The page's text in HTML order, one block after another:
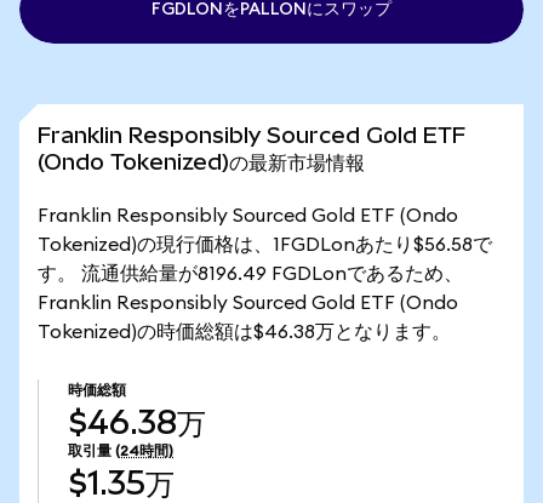
FGDLONをPALLONにスワップ
Franklin Responsibly Sourced Gold ETF
(Ondo Tokenized)の最新市場情報
Franklin Responsibly Sourced Gold ETF (Ondo
Tokenized)の現行価格は、1FGDLonあたり$56.58で
す。 流通供給量が8196.49 FGDLonであるため、
Franklin Responsibly Sourced Gold ETF (Ondo
Tokenized)の時価総額は$46.38万となります。
時価総額
$46.38万
取引量 (24時間)
$1.35万